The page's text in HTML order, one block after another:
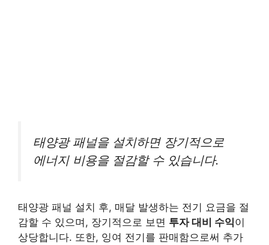
태양광 패널을 설치하면 장기적으로
에너지 비용을 절감할 수 있습니다.
태양광 패널 설치 후, 매달 발생하는 전기 요금을 절
감할 수 있으며, 장기적으로 보면 투자 대비 수익이
상당합니다. 또한, 잉여 전기를 판매함으로써 추가